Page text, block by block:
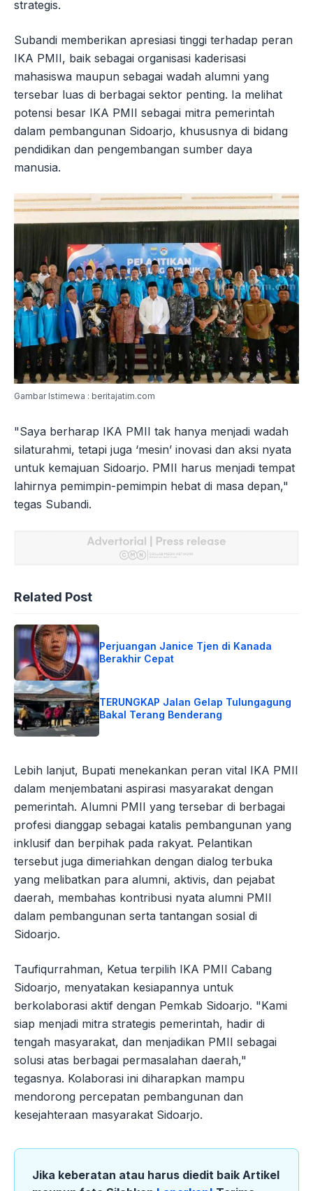
strategis.
Subandi memberikan apresiasi tinggi terhadap peran
IKA PMII, baik sebagai organisasi kaderisasi
mahasiswa maupun sebagai wadah alumni yang
tersebar luas di berbagai sektor penting. Ia melihat
potensi besar IKA PMII sebagai mitra pemerintah
dalam pembangunan Sidoarjo, khususnya di bidang
pendidikan dan pengembangan sumber daya
manusia.
Gambar Istimewa : beritajatim.com
"Saya berharap IKA PMII tak hanya menjadi wadah
silaturahmi, tetapi juga ‘mesin’ inovasi dan aksi nyata
untuk kemajuan Sidoarjo. PMII harus menjadi tempat
lahirnya pemimpin-pemimpin hebat di masa depan,"
tegas Subandi.
Related Post
Perjuangan Janice Tjen di Kanada
Berakhir Cepat
TERUNGKAP Jalan Gelap Tulungagung
Bakal Terang Benderang
Lebih lanjut, Bupati menekankan peran vital IKA PMII
dalam menjembatani aspirasi masyarakat dengan
pemerintah. Alumni PMII yang tersebar di berbagai
profesi dianggap sebagai katalis pembangunan yang
inklusif dan berpihak pada rakyat. Pelantikan
tersebut juga dimeriahkan dengan dialog terbuka
yang melibatkan para alumni, aktivis, dan pejabat
daerah, membahas kontribusi nyata alumni PMII
dalam pembangunan serta tantangan sosial di
Sidoarjo.
Taufiqurrahman, Ketua terpilih IKA PMII Cabang
Sidoarjo, menyatakan kesiapannya untuk
berkolaborasi aktif dengan Pemkab Sidoarjo. "Kami
siap menjadi mitra strategis pemerintah, hadir di
tengah masyarakat, dan menjadikan PMII sebagai
solusi atas berbagai permasalahan daerah,"
tegasnya. Kolaborasi ini diharapkan mampu
mendorong percepatan pembangunan dan
kesejahteraan masyarakat Sidoarjo.
Jika keberatan atau harus diedit baik Artikel